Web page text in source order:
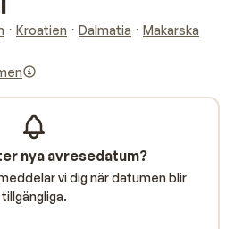
Kroatien Dalmatia
Makarska
nya avresedatum?
vi dig när datumen blir
tillgängliga.